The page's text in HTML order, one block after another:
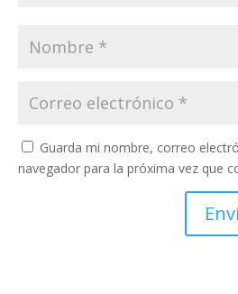
Guarda mi nombre, correo
navegador para la próxima vez que